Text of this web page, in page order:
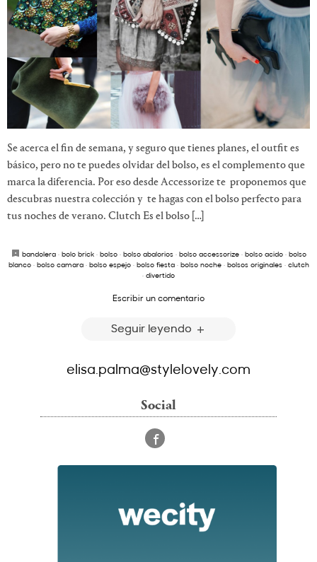
Se acerca el fin de semana, y seguro que tienes planes, el outfit es
básico, pero no te puedes olvidar del bolso, es el complemento que
marca la diferencia. Por eso desde Accessorize te proponemos que
descubras nuestra colección y te hagas con el bolso perfecto para
tus noches de verano. Clutch Es el bolso […]
bandolera· bolo brick· bolso· bolso abalorios· bolso accessorize· bolso acido· bolso
blanco· bolso camara· bolso espejo· bolso fiesta· bolso noche· bolsos originales· clutch
· divertido
Escribir un comentario
Seguir leyendo
elisa.palma@stylelovely.com
Social